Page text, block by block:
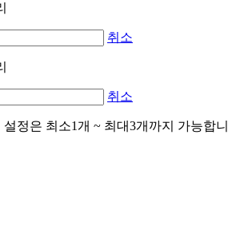
취소
취소
정은 최소1개 ~ 최대3개까지 가능합니